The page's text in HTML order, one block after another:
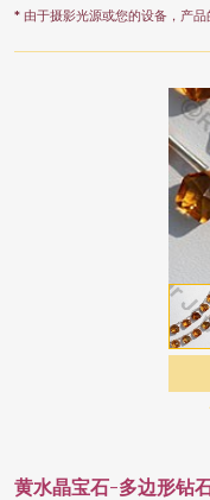
* 由于摄影光源或您的设备，产品
黄水晶宝石-多边形钻